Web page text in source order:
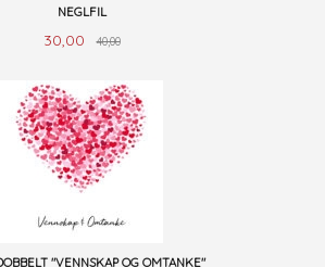
NEGLFIL
Tilbud
30,00 40,00Rabatt
"VENNSKAP OG OMTANKE"